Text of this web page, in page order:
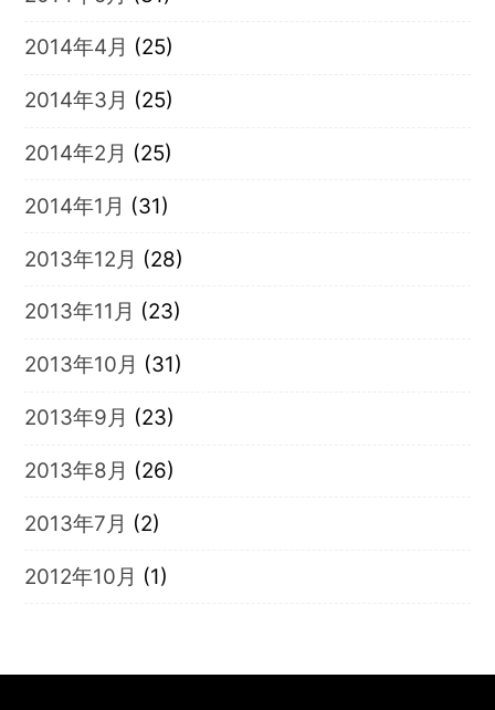
2014年4月 (25)
2014年3月 (25)
2014年2月 (25)
2014年1月 (31)
2013年12月 (28)
2013年11月 (23)
2013年10月 (31)
2013年9月 (23)
2013年8月 (26)
2013年7月 (2)
2012年10月 (1)